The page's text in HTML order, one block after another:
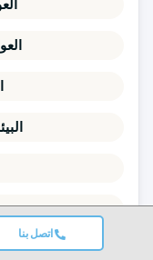
اتصل بنا